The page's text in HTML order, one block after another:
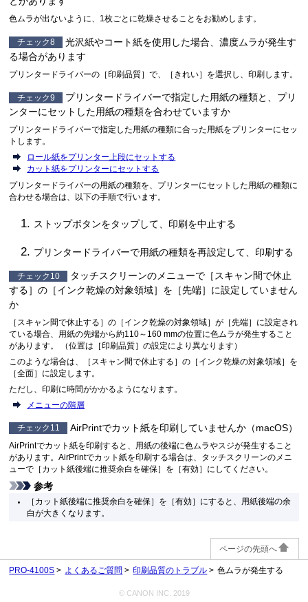
色ムラが出ないように、1枚ごとに乾燥させることをお勧めします。
チェック8
光沢紙やコート紙を使用した場合、濃度ムラが発生す
る場合があります
プリンタードライバーの［印刷品質］で、［ きれい］を選択し、印刷します。
チェック9
プリンタードライバーで指定した用紙の種類と、プリ
ンターにセットした用紙の種類を合わせていますか
プリンタードライバーで指定した用紙の種類に合った用紙をプリンターにセッ
トします。
ロール紙をプリンター上段にセットする
カット紙をプリンターにセットする
プリンタードライバーの用紙の種類を、プリンターにセットした用紙の種類に
合わせる場合は、以下の手順で行います。
ストップボタンをタップして、印刷を中止する
プリンタードライバーで用紙の種類を再設定して、印刷する
チェック10 タッチスクリーンのメニューで［ スキャン間で休止
する］の［インク乾燥の対象領域］を［先端］に設定していません
か
［ スキャン間で休止する ］の［ インク乾燥の対象領域］が［先端］に設定され
ている場合、用紙の先端から約110～160 mmの位置に色ムラが発生すること
があります。
（位置は［ 印刷品質］の設定により異なります）
このような場合は、［ スキャン間で休止する ］の［ インク乾燥の対象領域］を
［全面］に設定します。
ただし、印刷に時間がかかるようになります。
メニューの階層
チェック11 AirPrintでカット紙を印刷していませんか（macOS）
AirPrintでカット紙を印刷すると、用紙の後端に色ムラやスジが発生すること
があります。AirPrintでカット紙を印刷する場合は、タッチスクリーンのメニ
ューで［ カット紙後端に推奨余白を確保］を［有効］にしてください。
参考
［ カット紙後端に推奨余白を確保］を［有効］にすると、用紙後端の余
白が大きくなります。
ページの先頭へ
PRO-4100S よくあるご質問 印刷品質のトラブル 色ムラが発生する
© CANON INC. 2019